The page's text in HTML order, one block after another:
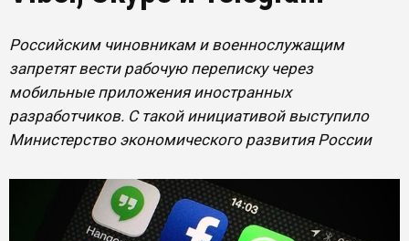
Российским чиновникам и военнослужащим
запретят вести рабочую переписку через
мобильные приложения иностранных
разработчиков. С такой инициативой выступило
Министерство экономического развития России